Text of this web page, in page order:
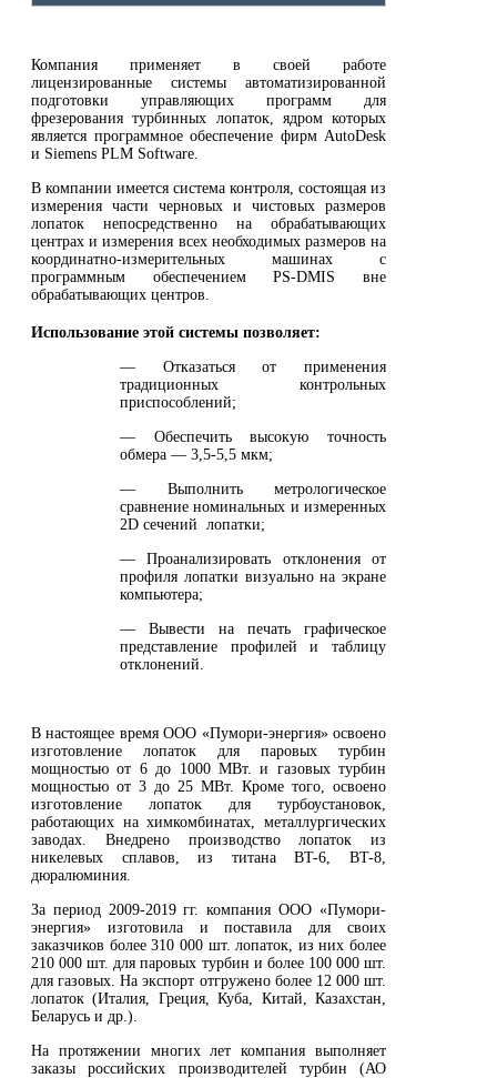
Компания применяет в своей работе
лицензированные системы автоматизированной
подготовки управляющих программ для
фрезерования турбинных лопаток, ядром которых
является программное обеспечение фирм AutoDesk
и Siemens PLM Software.
В компании имеется система контроля, состоящая из
измерения части черновых и чистовых размеров
лопаток непосредственно на обрабатывающих
центрах и измерения всех необходимых размеров на
координатно-измерительных машинах с
программным обеспечением PS-DMIS вне
обрабатывающих центров.
Использование этой системы позволяет:
— Отказаться от применения
традиционных контрольных
приспособлений;
— Обеспечить высокую точность
обмера — 3,5-5,5 мкм;
— Выполнить метрологическое
сравнение номинальных и измеренных
2D сечений лопатки;
— Проанализировать отклонения от
профиля лопатки визуально на экране
компьютера;
— Вывести на печать графическое
представление профилей и таблицу
отклонений.
В настоящее время ООО «Пумори-энергия» освоено
изготовление лопаток для паровых турбин
мощностью от 6 до 1000 МВт. и газовых турбин
мощностью от 3 до 25 МВт. Кроме того, освоено
изготовление лопаток для турбоустановок,
работающих на химкомбинатах, металлургических
заводах. Внедрено производство лопаток из
никелевых сплавов, из титана BT-6, BT-8,
дюралюминия.
За период 2009-2019 гг. компания ООО «Пумори-
энергия» изготовила и поставила для своих
заказчиков более 310 000 шт. лопаток, из них более
210 000 шт. для паровых турбин и более 100 000 шт.
для газовых. На экспорт отгружено более 12 000 шт.
лопаток (Италия, Греция, Куба, Китай, Казахстан,
Беларусь и др.).
На протяжении многих лет компания выполняет
заказы российских производителей турбин (АО